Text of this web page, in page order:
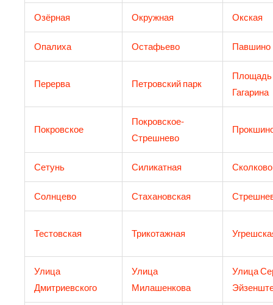
Озёрная Окружная Окская
Опалиха Остафьево Павшино
Перерва Петровский парк
Площадь
Гагарина
Покровское
Покровское-
Стрешнево
Сетунь Силикатная Сколково
Солнцево Стахановская
Тестовская Трикотажная
Улица
Дмитриевского
Улица
Милашенкова
Улица